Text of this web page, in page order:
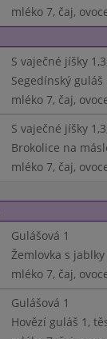
mléko 7, čaj,
S vaječné jíšky
Segedínský
mléko 7, čaj,
S vaječné jíšky
Brokolice na
mléko 7, čaj,
Gulášová 1
Žemlovka s
mléko 7, čaj,
Gulášová 1
Hovězí guláš 1,